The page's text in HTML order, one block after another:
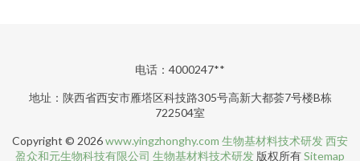
电话：4000247**
地址：陕西省西安市雁塔区科技路305号高新大都荟7号楼B栋
722504室
Copyright © 2026www.yingzhonghy.com 生物基材料技术研发西安
盈众和元生物科技有限公司 生物基材料技术研发 版权所有Sitemap